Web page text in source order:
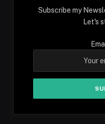
Subscribe my
Let's